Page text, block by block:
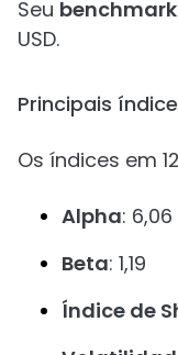
Seu benchmark
USD.
Principais
Os índices em
Alpha: 6,06
Beta: 1,19
Índice de